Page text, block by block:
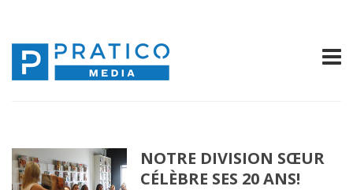
NOTRE DIVISION SŒUR
CÉLÈBRE SES 20 ANS!